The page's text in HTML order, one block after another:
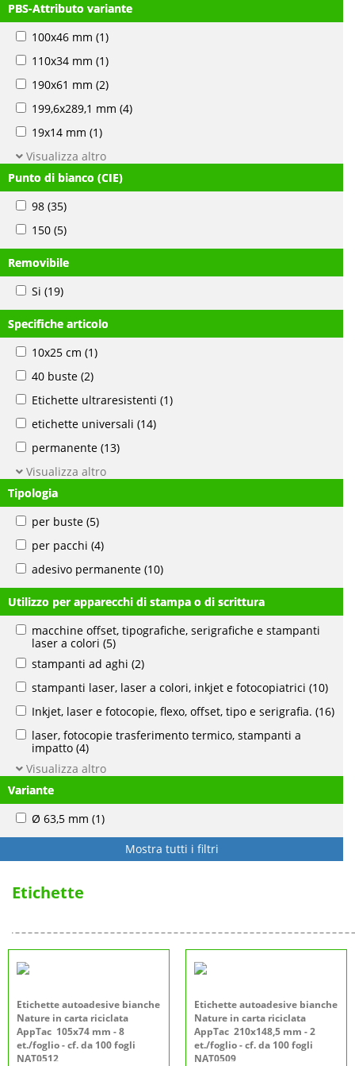
PBS-Attributo variante
100x46 mm (1)
110x34 mm (1)
190x61 mm (2)
199,6x289,1 mm (4)
19x14 mm (1)
Visualizza altro
Punto di bianco (CIE)
98 (35)
150 (5)
Removibile
Si (19)
Specifiche articolo
10x25 cm (1)
40 buste (2)
Etichette ultraresistenti (1)
etichette universali (14)
permanente (13)
Visualizza altro
Tipologia
per buste (5)
per pacchi (4)
adesivo permanente (10)
Utilizzo per apparecchi di stampa o di scrittura
macchine offset, tipografiche, serigrafiche e stampanti
laser a colori (5)
stampanti ad aghi (2)
stampanti laser, laser a colori, inkjet e fotocopiatrici (10)
Inkjet, laser e fotocopie, flexo, offset, tipo e serigrafia. (16)
laser, fotocopie trasferimento termico, stampanti a
impatto (4)
Visualizza altro
Variante
Ø 63,5 mm (1)
Mostra tutti i filtri
Etichette
Etichette autoadesive bianche
Nature in carta riciclata
AppTac 105x74 mm - 8
et./foglio - cf. da 100 fogli
NAT0512
Etichette autoadesive bianche
Nature in carta riciclata
AppTac 210x148,5 mm - 2
et./foglio - cf. da 100 fogli
NAT0509